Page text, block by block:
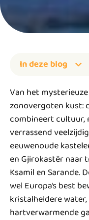
Van het
zonovergoten kust:
combineert cultuur,
verrassend
eeuwenoude
en Gjirokastër naar
Ksamil en Sarande.
wel Europa’s best
kristalheldere
hartverwarmende
In deze blog